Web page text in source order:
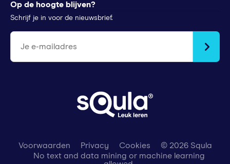
Stichtingen en goede doelen
Squla Polen
scoyo
Op de hoogte blijven?
Schrijf je in voor de nieuwsbrief.
Je e-mailadres
Voorwaarden Privacy Cookies
© 2026 Squla
No text and data mining or machine learning